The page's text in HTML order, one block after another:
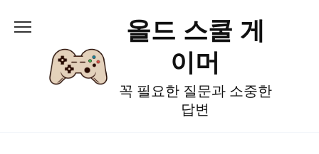
올드 스쿨 게
이머
꼭 필요한 질문과 소중한
답변